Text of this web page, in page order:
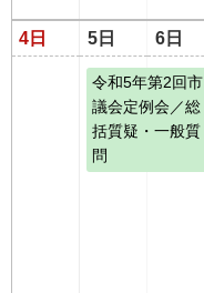
4日 5日 6日
令和5年第2回市
議会定例会／総
括質疑・一般質
問